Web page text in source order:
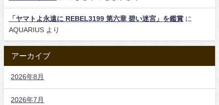
「ヤマトよ永遠に REBEL3199 第六章 碧い迷宮」を鑑賞 に
AQUARIUS より
アーカイブ
2026年8月
2026年7月